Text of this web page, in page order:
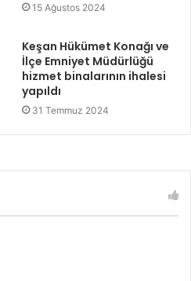
15 Ağustos 2024
Keşan Hükümet Konağı ve
İlçe Emniyet Müdürlüğü
hizmet binalarının ihalesi
yapıldı
31 Temmuz 2024